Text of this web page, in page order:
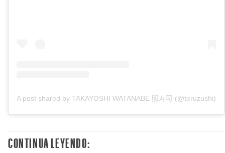
A post shared by TAKAYOSHI WATANABE 照寿司 (@teruzushi)
CONTINUA LEYENDO: